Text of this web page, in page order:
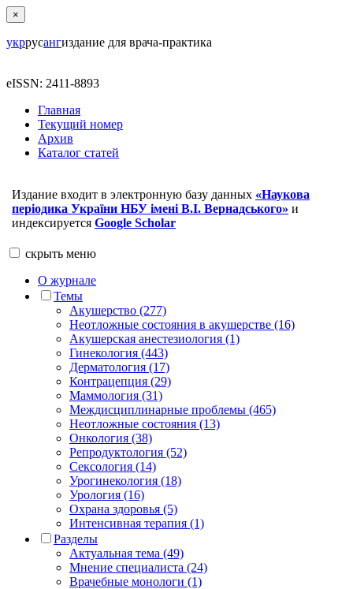
×
укррусангиздание для врача-практика
eISSN: 2411-8893
Главная
Текущий номер
Архив
Каталог статей
Издание входит в электронную базу данных «Наукова
періодика України НБУ імені В.І. Вернадського» и
индексируется Google Scholar
скрыть меню
О журнале
Темы
Акушерство (277)
Неотложные состояния в акушерстве (16)
Акушерская анестезиология (1)
Гинекология (443)
Дерматология (17)
Контрацепция (29)
Маммология (31)
Междисциплинарные проблемы (465)
Неотложные состояния (13)
Онкология (38)
Репродуктология (52)
Сексология (14)
Урогинекология (18)
Урология (16)
Охрана здоровья (5)
Интенсивная терапия (1)
Разделы
Актуальная тема (49)
Мнение специалиста (24)
Врачебные монологи (1)